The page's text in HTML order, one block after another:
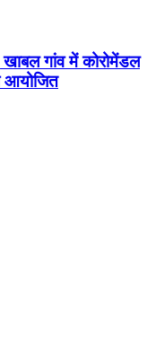
गांव में कोरोमेंडल
आयोजित